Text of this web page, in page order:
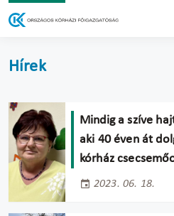
Hírek
Mindig a szíve
aki 40 éven át
kórház
2023. 06. 18.